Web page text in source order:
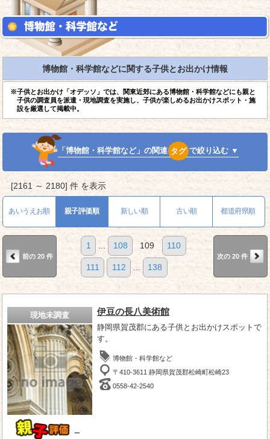
博物館・科学館などに関する子供とお出かけ情報
※子供とお出かけ「オデッソ」では、関東近郊にある博物館・科学館などにも親と
子供の調査員を派遣・現地調査を実施し、子供が楽しめるお出かけスポット・施
設を厳選して掲載中。
「博物館・科学館など」の関連 タグ で絞り込む ▼
[2161 ～ 2180] 件 を表示
あいうえお順 親子評価順 新しい順 古い順 都道府県順
前の 20 件
1 ... 108 109 110
111 112 ... 138
次の 20 件
現地未調査
－
伊豆の長八美術館
静岡県賀茂郡にある子供とお出かけスポットで
す。
博物館・科学館など
〒410-3611 静岡県賀茂郡松崎町松崎23
0558-42-2540